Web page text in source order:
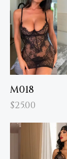
M018
$25.00